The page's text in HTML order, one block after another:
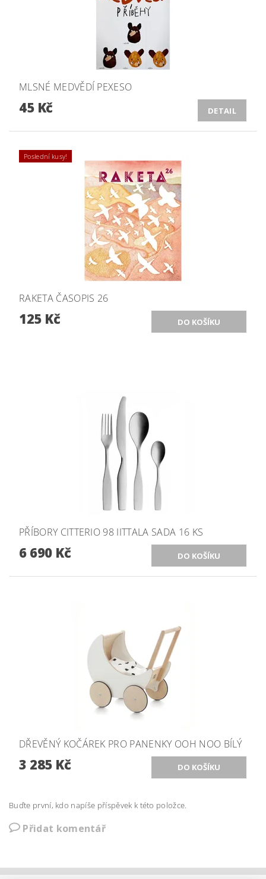
MLSNÉ MEDVĚDÍ PEXESO
45 Kč DETAIL
Poslední kusy!
RAKETA ČASOPIS 26
125 Kč
PŘÍBORY CITTERIO 98 IITTALA SADA 16 KS
6 690 Kč
DŘEVĚNÝ KOČÁREK PRO PANENKY OOH NOO BÍLÝ
3 285 Kč
Buďte první, kdo napíše příspěvek k této položce.
Přidat komentář